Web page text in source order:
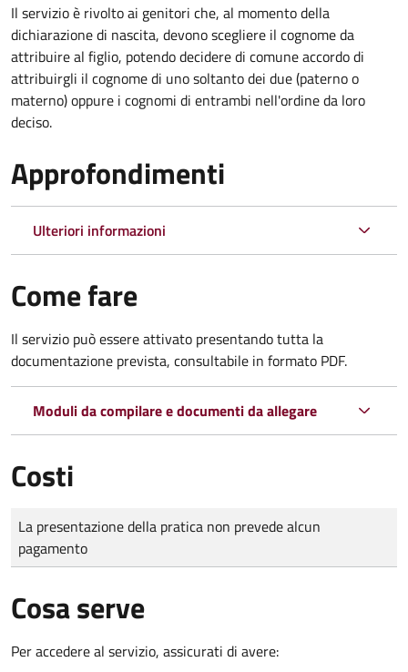
Il servizio è rivolto ai genitori che, al momento della
dichiarazione di nascita, devono scegliere il cognome da
attribuire al figlio, potendo decidere di comune accordo di
attribuirgli il cognome di uno soltanto dei due (paterno o
materno) oppure i cognomi di entrambi nell'ordine da loro
deciso.
Approfondimenti
Ulteriori informazioni
Come fare
Il servizio può essere attivato presentando tutta la
documentazione prevista, consultabile in formato PDF.
Moduli da compilare e documenti da allegare
Costi
Tipo di pagamento
Importo
La presentazione della pratica non prevede alcun
pagamento
Cosa serve
Per accedere al servizio, assicurati di avere: